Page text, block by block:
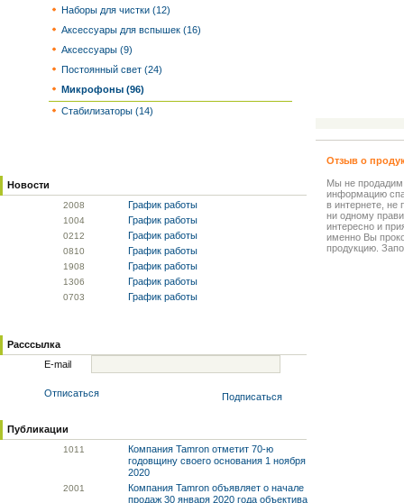
Наборы для чистки (12)
Аксессуары для вспышек (16)
Аксессуары (9)
Постоянный свет (24)
Микрофоны (96)
Стабилизаторы (14)
Новости
2008 График работы
1004 График работы
0212 График работы
0810 График работы
1908 График работы
1306 График работы
0703 График работы
Расссылка
E-mail
Отписаться Подписаться
Публикации
1011
Компания Tamron отметит 70-ю
годовщину своего основания 1 ноября
2020
2001
Компания Tamron объявляет о начале
продаж 30 января 2020 года объектива
Отзыв о
Мы не
информацию
в интернете, не
ни одному
интересно и
именно Вы
продукцию.